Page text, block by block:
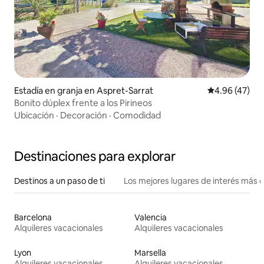
Estadía en granja en Aspret-Sarrat Calificación
4.96 (47)
Bonito dúplex frente a los Pirineos
Ubicación · Decoración · Comodidad
Destinaciones para explorar
Destinos a un paso de ti Los mejores lugares de interés más
Barcelona
Alquileres vacacionales
Valencia
Alquileres vacacionales
Lyon
Marsella